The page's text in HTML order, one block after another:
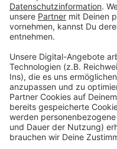
Künstliche Intelligenz:
Pilotschule!